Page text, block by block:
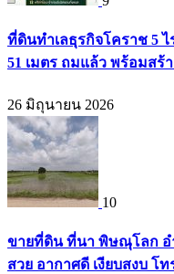
ที่ดินทำเลธุรกิจโคราช 5
51 เมตร ถมแล้ว พร้อมสร้
26 มิถุนายน 2026
10
ขายที่ดิน ที่นา พิษณุโลก อ
สวย อากาศดี เงียบสงบ โท